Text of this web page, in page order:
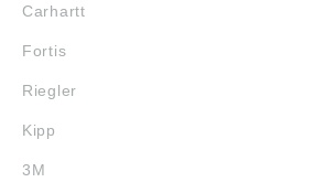
Carhartt
Fortis
Riegler
Kipp
3M